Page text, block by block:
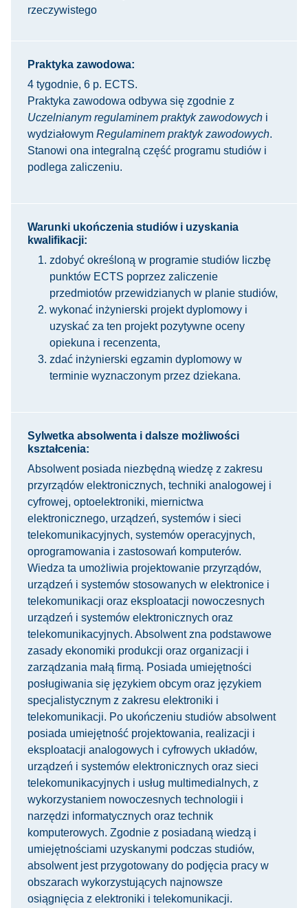
rzeczywistego
Praktyka zawodowa:
4 tygodnie, 6 p. ECTS.
Praktyka zawodowa odbywa się zgodnie z
Uczelnianym regulaminem praktyk zawodowych i
wydziałowym Regulaminem praktyk zawodowych.
Stanowi ona integralną część programu studiów i
podlega zaliczeniu.
Warunki ukończenia studiów i uzyskania
kwalifikacji:
zdobyć określoną w programie studiów liczbę
punktów ECTS poprzez zaliczenie
przedmiotów przewidzianych w planie studiów,
wykonać inżynierski projekt dyplomowy i
uzyskać za ten projekt pozytywne oceny
opiekuna i recenzenta,
zdać inżynierski egzamin dyplomowy w
terminie wyznaczonym przez dziekana.
Sylwetka absolwenta i dalsze możliwości
kształcenia:
Absolwent posiada niezbędną wiedzę z zakresu
przyrządów elektronicznych, techniki analogowej i
cyfrowej, optoelektroniki, miernictwa
elektronicznego, urządzeń, systemów i sieci
telekomunikacyjnych, systemów operacyjnych,
oprogramowania i zastosowań komputerów.
Wiedza ta umożliwia projektowanie przyrządów,
urządzeń i systemów stosowanych w elektronice i
telekomunikacji oraz eksploatacji nowoczesnych
urządzeń i systemów elektronicznych oraz
telekomunikacyjnych. Absolwent zna podstawowe
zasady ekonomiki produkcji oraz organizacji i
zarządzania małą firmą. Posiada umiejętności
posługiwania się językiem obcym oraz językiem
specjalistycznym z zakresu elektroniki i
telekomunikacji. Po ukończeniu studiów absolwent
posiada umiejętność projektowania, realizacji i
eksploatacji analogowych i cyfrowych układów,
urządzeń i systemów elektronicznych oraz sieci
telekomunikacyjnych i usług multimedialnych, z
wykorzystaniem nowoczesnych technologii i
narzędzi informatycznych oraz technik
komputerowych. Zgodnie z posiadaną wiedzą i
umiejętnościami uzyskanymi podczas studiów,
absolwent jest przygotowany do podjęcia pracy w
obszarach wykorzystujących najnowsze
osiągnięcia z elektroniki i telekomunikacji.